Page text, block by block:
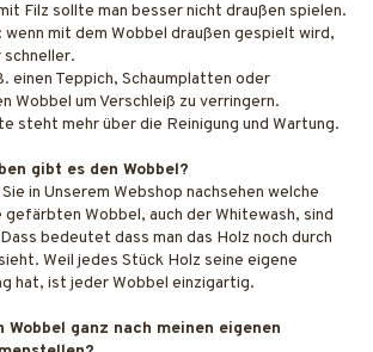
Filz sollte man besser nicht draußen spielen.
wenn mit dem Wobbel draußen gespielt wird,
einen Teppich, Schaumplatten oder
Wobbel um Verschleiß zu verringern.
steht mehr über die Reinigung und Wartung.
gibt es den Wobbel?
in Unserem Webshop nachsehen welche
gefärbten Wobbel, auch der Whitewash, sind
bedeutet dass man das Holz noch durch
Weil jedes Stück Holz seine eigene
hat, ist jeder Wobbel einzigartig.
Wobbel ganz nach meinen eigenen